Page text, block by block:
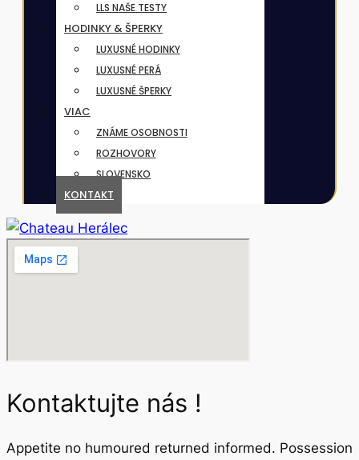
LLS NAŠE TESTY
HODINKY & ŠPERKY
LUXUSNÉ HODINKY
LUXUSNÉ PERÁ
LUXUSNÉ ŠPERKY
VIAC
ZNÁME OSOBNOSTI
ROZHOVORY
SLOVENSKO
KONTAKT
Kontaktujte nás !
Appetite no humoured returned informed. Possession